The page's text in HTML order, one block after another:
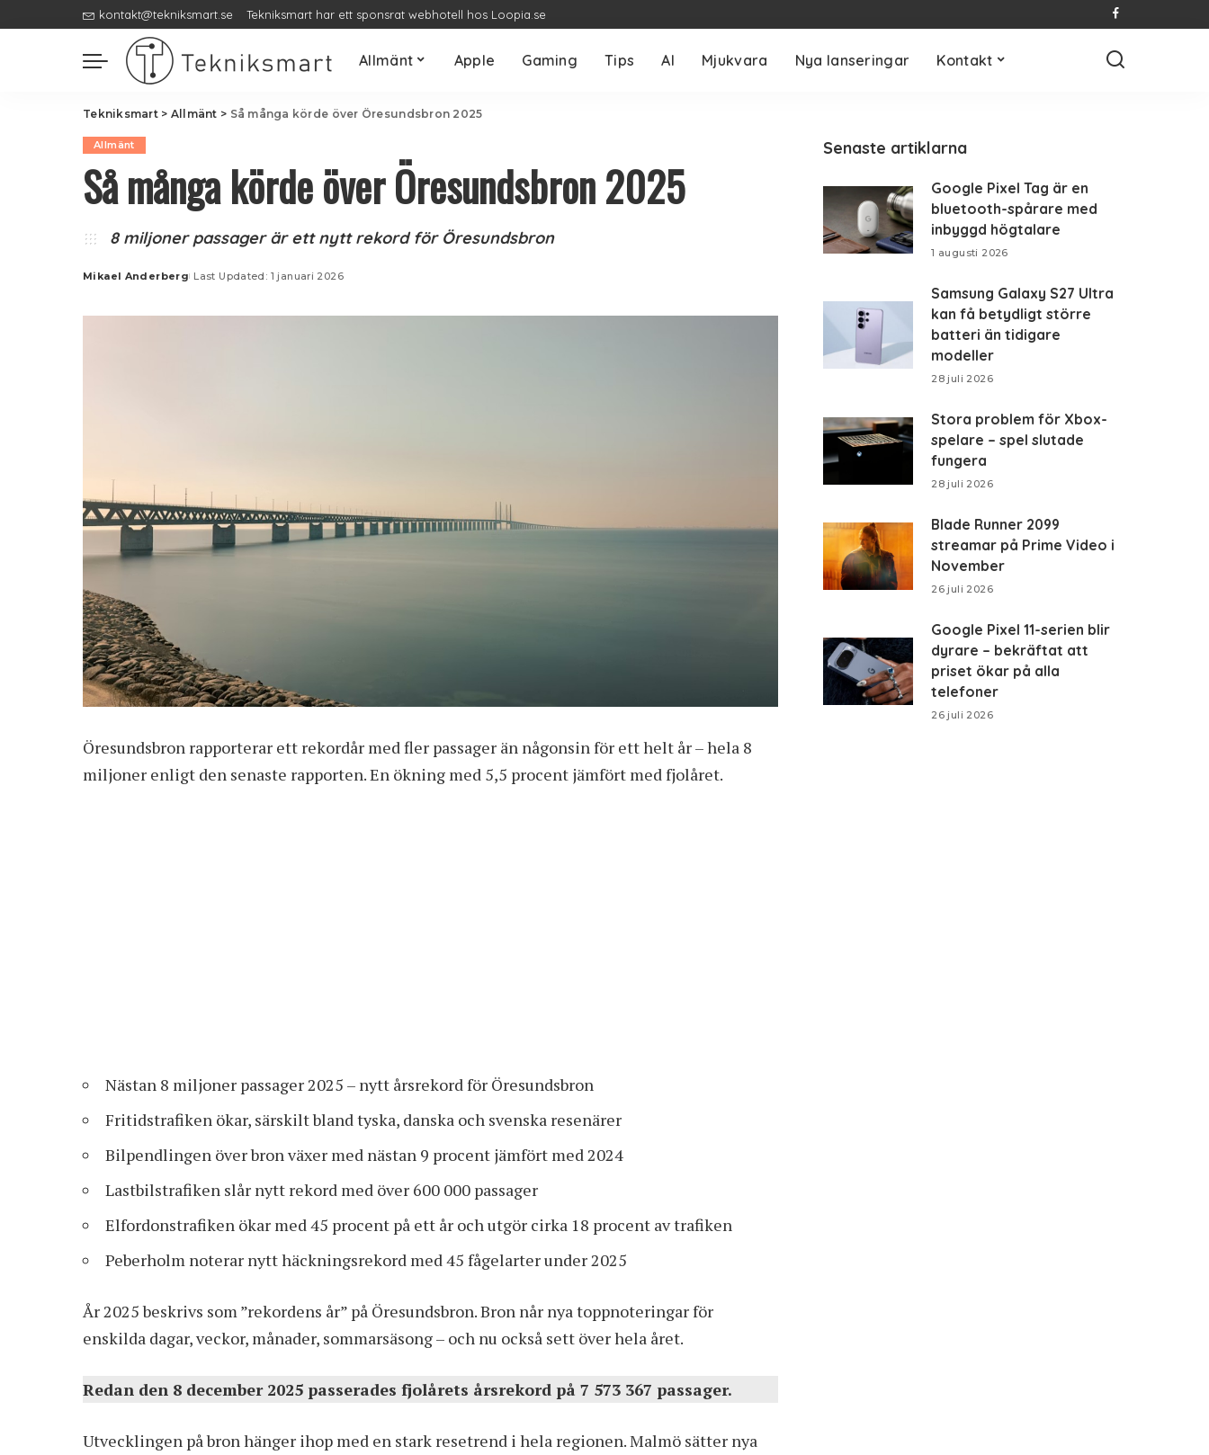
kontakt@tekniksmart.se Tekniksmart har ett sponsrat webhotell hos Loopia.se
Allmänt Apple Gaming Tips AI Mjukvara Nya lanseringar Kontakt
Tekniksmart> Allmänt > Så många körde över Öresundsbron 2025
Allmänt
Så många körde över Öresundsbron 2025
8 miljoner passager är ett nytt rekord för Öresundsbron
Posted
Mikael Anderberg Last Updated: 1 januari 2026
Öresundsbron rapporterar ett rekordår med fler passager än någonsin för ett helt år – hela 8
miljoner enligt den senaste rapporten. En ökning med 5,5 procent jämfört med fjolåret.
Nästan 8 miljoner passager 2025 – nytt årsrekord för Öresundsbron
Fritidstrafiken ökar, särskilt bland tyska, danska och svenska resenärer
Bilpendlingen över bron växer med nästan 9 procent jämfört med 2024
Lastbilstrafiken slår nytt rekord med över 600 000 passager
Elfordonstrafiken ökar med 45 procent på ett år och utgör cirka 18 procent av trafiken
Peberholm noterar nytt häckningsrekord med 45 fågelarter under 2025
År 2025 beskrivs som ”rekordens år” på Öresundsbron. Bron når nya toppnoteringar för
enskilda dagar, veckor, månader, sommarsäsong – och nu också sett över hela året.
Redan den 8 december 2025 passerades fjolårets årsrekord på 7 573 367 passager.
Utvecklingen på bron hänger ihop med en stark resetrend i hela regionen. Malmö sätter nya
Senaste artiklarna
Google Pixel Tag är en
bluetooth-spårare med
inbyggd högtalare
1 augusti 2026
Samsung Galaxy S27 Ultra
kan få betydligt större
batteri än tidigare
modeller
28 juli 2026
Stora problem för Xbox-
spelare – spel slutade
fungera
28 juli 2026
Blade Runner 2099
streamar på Prime Video i
November
26 juli 2026
Google Pixel 11-serien blir
dyrare – bekräftat att
priset ökar på alla
telefoner
26 juli 2026